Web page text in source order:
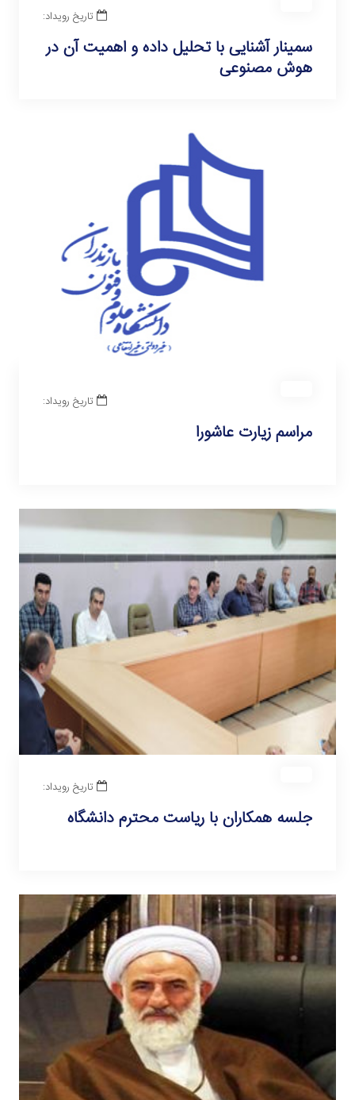
تاریخ رویداد:
سمینار آشنایی با تحلیل داده و اهمیت آن در
هوش مصنوعی
تاریخ رویداد:
مراسم زیارت عاشورا
تاریخ رویداد:
جلسه همکاران با ریاست محترم دانشگاه